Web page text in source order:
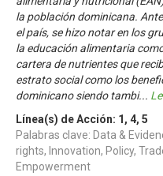
la población dominicana.
el país, se hizo notar en los
la educación alimentaria
cartera de nutrientes que
estrato social como los
dominicano siendo tambi...
Línea(s) de Acción: 1 , 4, 5
Palabras clave: Data &
rights, Innovation, Policy,
Empowerment